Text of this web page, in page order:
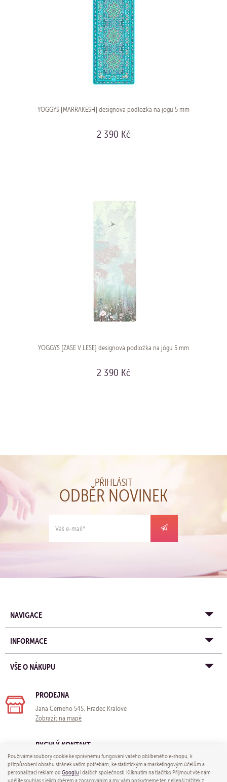
YOGGYS [MARRAKESH] designová podložka na jógu 5 mm
2 390 Kč
YOGGYS [ZASE V LESE] designová podložka na jógu 5 mm
2 390 Kč
PŘIHLÁSIT
ODBĚR NOVINEK
NAVIGACE
INFORMACE
VŠE O NÁKUPU
PRODEJNA
Jana Černého 545, Hradec Králové
Zobrazit na mapě
RYCHLÝ KONTAKT
e-mail:obchod@yogastore.cz
tel: +420 703 680 005
Používáme soubory cookie ke správnému fungování vašeho oblíbeného e-shopu, k
přizpůsobení obsahu stránek vašim potřebám, ke statistickým a marketingovým účelům a
personalizaci reklam odGooglui dalších společností. Kliknutím na tlačítko Přijmout vše nám